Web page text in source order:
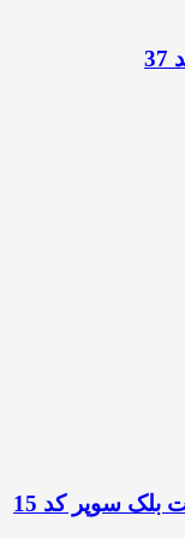
بلک سوپر کد 15